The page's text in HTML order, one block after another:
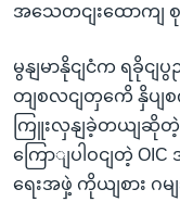
အသေတငျးထောကျ စု
မွနျမာနိုငျငံက ရခိုငျ
တျစလငျတှကေိ နှိပျစ
ကြူးလှနျခဲ့တယျဆိုတဲ့ စှ
ကြောျပါဝငျတဲ့ OIC
ရေးအဖှဲ့ ကိုယျစား ဂ